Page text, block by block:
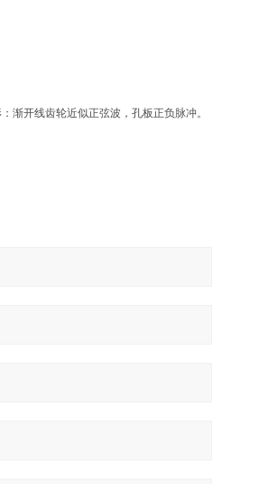
渐开线齿轮近似正弦波，孔板正负脉冲。